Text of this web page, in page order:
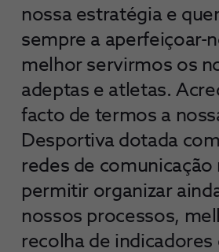
nossa estratégia e
sempre a aperfeiçoar-
melhor servirmos os
adeptas e atletas.
facto de termos a
Desportiva dotada
redes de comunicação
permitir organizar
nossos processos,
recolha de indicadores